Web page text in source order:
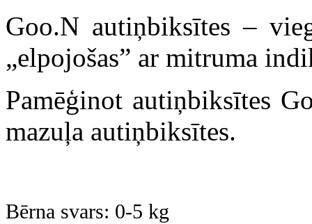
Goo.N autiņbiksītes –
„elpojošas” ar mitruma
Pamēģinot autiņbiksītes
mazuļa autiņbiksītes.
Bērna svars: 0-5 kg